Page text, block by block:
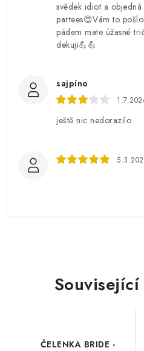
svědek idiot a
partees😍Vám to
pádem mate úžasné
dekuji💪💪
sajpíno
ještě nic nedorazilo
ČELENKA BRIDE -